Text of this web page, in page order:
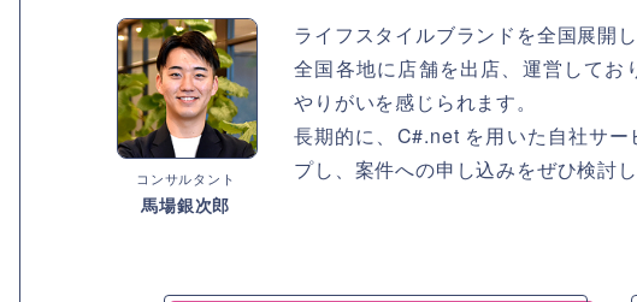
コンサルタント
馬場銀次郎
ライフスタイルブランドを全国展開
全国各地に店舗を出店、運営して
やりがいを感じられます。
長期的に、C#.net を用いた自社サ
プし、案件への申し込みをぜひ検討